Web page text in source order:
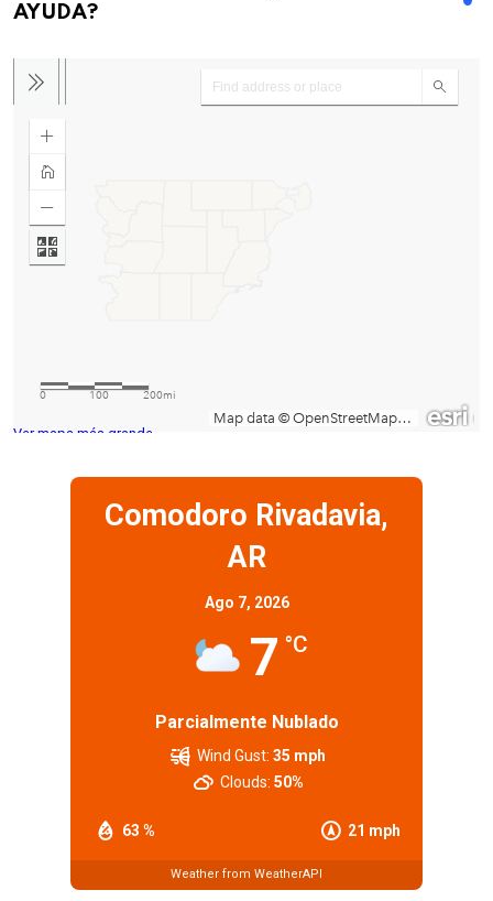
AYUDA?
Ver mapa más grande
Comodoro Rivadavia,
AR
Ago 7, 2026
7 °C
Parcialmente Nublado
63 % 21 mph
Wind Gust: 35 mph
Clouds: 50%
Weather from WeatherAPI